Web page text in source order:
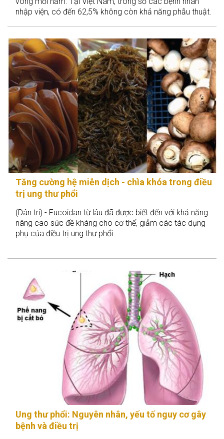
nhập viện, có đến 62,5% không còn khả năng phẫu thuật.
Tăng cường hệ miễn dịch - chìa khóa trong điều
trị ung thư phổi
(Dân trí) - Fucoidan từ lâu đã được biết đến với khả năng
nâng cao sức đề kháng cho cơ thể, giảm các tác dụng
phụ của điều trị ung thư phổi.
Ung thư phổi: Nguyên nhân, yếu tố nguy cơ gây
bệnh và điều trị